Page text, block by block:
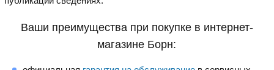
Ваши преимущества при покупке в интернет-
магазине Борн: